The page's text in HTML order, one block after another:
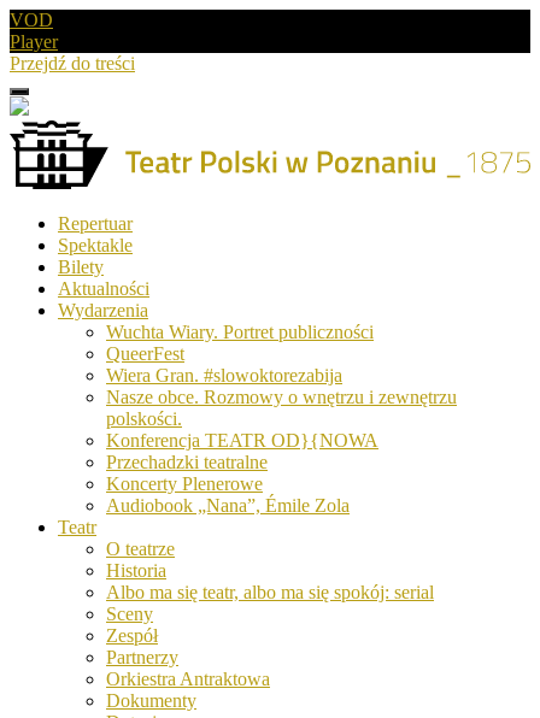
VOD
Player
Przejdź do treści
Menu
Drugie
logo
Teatr
Polski
Poznaniu
Repertuar
Spektakle
Bilety
Aktualności
Wydarzenia
Wuchta Wiary. Portret publiczności
QueerFest
Wiera Gran. #slowoktorezabija
Nasze obce. Rozmowy o wnętrzu i zewnętrzu
polskości.
Konferencja TEATR OD}{NOWA
Przechadzki teatralne
Koncerty Plenerowe
Audiobook „Nana”, Émile Zola
Teatr
O teatrze
Historia
Albo ma się teatr, albo ma się spokój: serial
Sceny
Zespół
Partnerzy
Orkiestra Antraktowa
Dokumenty